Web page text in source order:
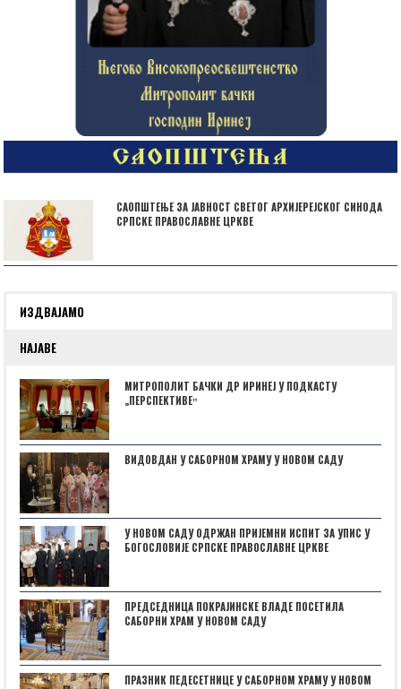
САОПШТЕЊЕ ЗА ЈАВНОСТ СВЕТОГ АРХИЈЕРЕЈСКОГ СИНОДА
СРПСКЕ ПРАВОСЛАВНЕ ЦРКВЕ
ИЗДВАЈАМО
НАЈАВЕ
МИТРОПОЛИТ БАЧКИ ДР ИРИНЕЈ У ПОДКАСТУ
„ПЕРСПЕКТИВЕˮ
ВИДОВДАН У САБОРНОМ ХРАМУ У НОВОМ САДУ
У НОВОМ САДУ ОДРЖАН ПРИЈЕМНИ ИСПИТ ЗА УПИС У
БОГОСЛОВИЈЕ СРПСКЕ ПРАВОСЛАВНЕ ЦРКВЕ
ПРЕДСЕДНИЦА ПОКРАЈИНСКЕ ВЛАДЕ ПОСЕТИЛА
САБОРНИ ХРАМ У НОВОМ САДУ
ПРАЗНИК ПЕДЕСЕТНИЦЕ У САБОРНОМ ХРАМУ У НОВОМ